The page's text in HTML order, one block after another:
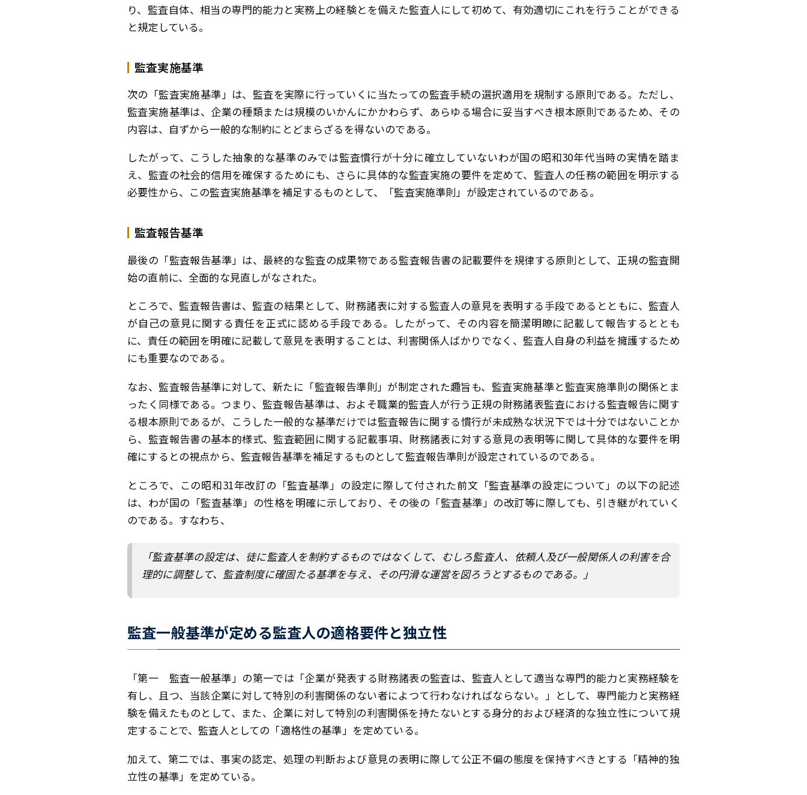
り、監査自体、相当の専門的能力と実務上の経験とを備えた監査人にして初めて、有効適切にこれを行うことができる
と規定している。
監査実施基準
次の「監査実施基準」は、監査を実際に行っていくに当たっての監査手続の選択適用を規制する原則である。ただし、
監査実施基準は、企業の種類または規模のいかんにかかわらず、あらゆる場合に妥当すべき根本原則であるため、その
内容は、自ずから一般的な制約にとどまらざるを得ないのである。
したがって、こうした抽象的な基準のみでは監査慣行が十分に確立していないわが国の昭和30年代当時の実情を踏ま
え、監査の社会的信用を確保するためにも、さらに具体的な監査実施の要件を定めて、監査人の任務の範囲を明示する
必要性から、この監査実施基準を補足するものとして、「監査実施準則」が設定されているのである。
監査報告基準
最後の「監査報告基準」は、最終的な監査の成果物である監査報告書の記載要件を規律する原則として、正規の監査開
始の直前に、全面的な見直しがなされた。
ところで、監査報告書は、監査の結果として、財務諸表に対する監査人の意見を表明する手段であるとともに、監査人
が自己の意見に関する責任を正式に認める手段である。したがって、その内容を簡潔明瞭に記載して報告するととも
に、責任の範囲を明確に記載して意見を表明することは、利害関係人ばかりでなく、監査人自身の利益を擁護するため
にも重要なのである。
なお、監査報告基準に対して、新たに「監査報告準則」が制定された趣旨も、監査実施基準と監査実施準則の関係とま
ったく同様である。つまり、監査報告基準は、およそ職業的監査人が行う正規の財務諸表監査における監査報告に関す
る根本原則であるが、こうした一般的な基準だけでは監査報告に関する慣行が未成熟な状況下では十分ではないことか
ら、監査報告書の基本的様式、監査範囲に関する記載事項、財務諸表に対する意見の表明等に関して具体的な要件を明
確にするとの視点から、監査報告基準を補足するものとして監査報告準則が設定されているのである。
ところで、この昭和31年改訂の「監査基準」の設定に際して付された前文「監査基準の設定について」の以下の記述
は、わが国の「監査基準」の性格を明確に示しており、その後の「監査基準」の改訂等に際しても、引き継がれていく
のである。すなわち、
「監査基準の設定は、徒に監査人を制約するものではなくして、むしろ監査人、依頼人及び一般関係人の利害を合
理的に調整して、監査制度に確固たる基準を与え、その円滑な運営を図ろうとするものである。」
監査一般基準が定める監査人の適格要件と独立性
「第一 監査一般基準」の第一では「企業が発表する財務諸表の監査は、監査人として適当な専門的能力と実務経験を
有し、且つ、当該企業に対して特別の利害関係のない者によつて行わなければならない。」として、専門能力と実務経
験を備えたものとして、また、企業に対して特別の利害関係を持たないとする身分的および経済的な独立性について規
定することで、監査人としての「適格性の基準」を定めている。
加えて、第二では、事実の認定、処理の判断および意見の表明に際して公正不偏の態度を保持すべきとする「精神的独
立性の基準」を定めている。